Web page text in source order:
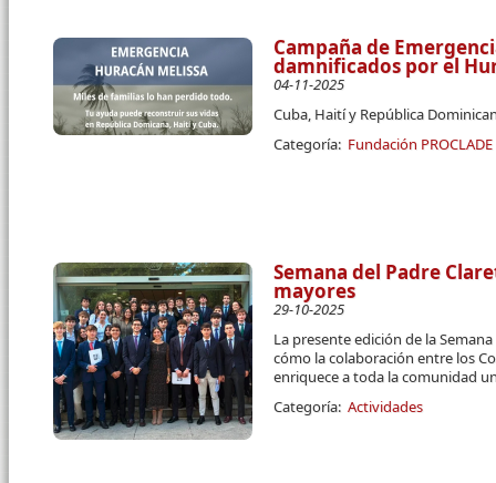
Campaña de
damnificados por el
04-11-2025
Cuba, Haití y República
Categoría: Fundación PROCLADE
Semana del Padre
mayores
29-10-2025
La presente edición de la
cómo la colaboración entre los
enriquece a toda la comunidad
Categoría: Actividades